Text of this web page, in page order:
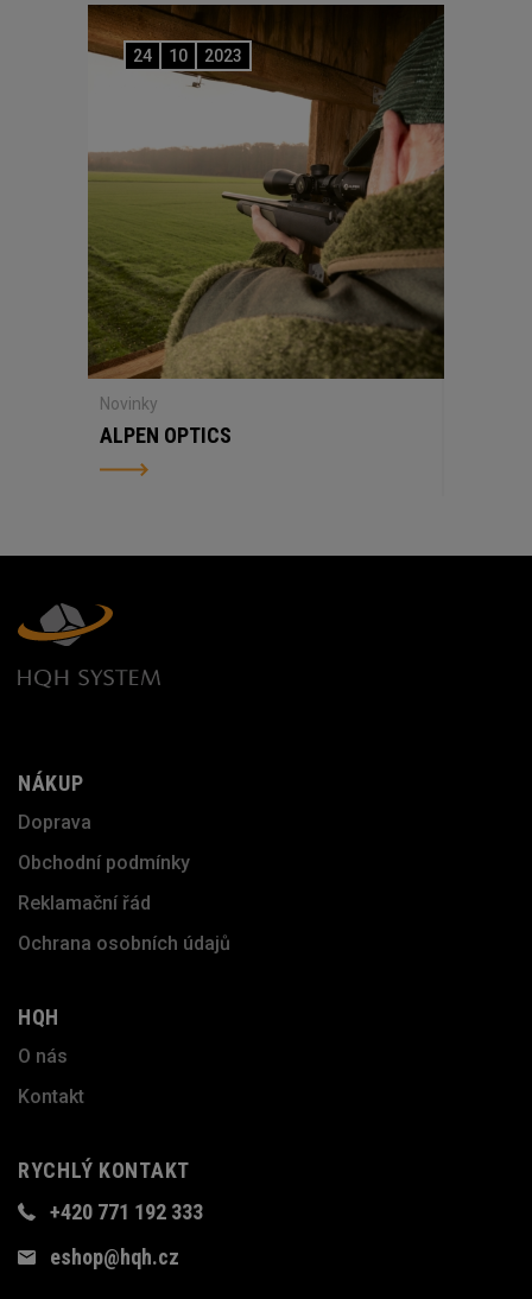
24 10 2023
Novinky
ALPEN OPTICS
NÁKUP
Doprava
Obchodní podmínky
Reklamační řád
Ochrana osobních údajů
HQH
O nás
Kontakt
RYCHLÝ KONTAKT
+420 771 192 333
eshop@hqh.cz